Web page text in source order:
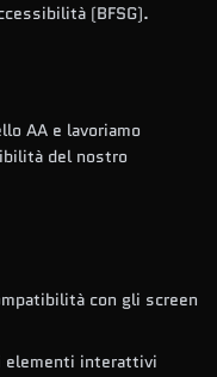
(BFSG).
AA e lavoriamo
del nostro
con gli screen
elementi interattivi